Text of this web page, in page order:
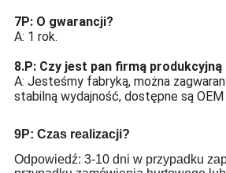
7P: O gwarancji?
A: 1 rok.
8.P: Czy jest pan firmą produkcyjną
A: Jesteśmy fabryką, można
stabilną wydajność, dostępne są OEM
9P: Czas realizacji?
Odpowiedź: 3-10 dni w przypadku